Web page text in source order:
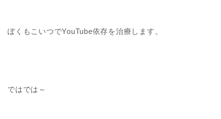
ぼくもこいつでYouTube依存を治療します。
ではでは～